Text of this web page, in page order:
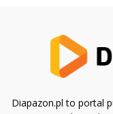
Diapazon.pl to portal